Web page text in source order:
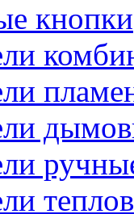
кнопки